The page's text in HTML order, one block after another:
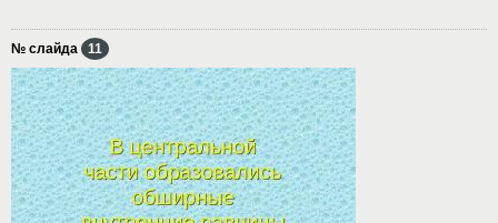
№ слайда 11